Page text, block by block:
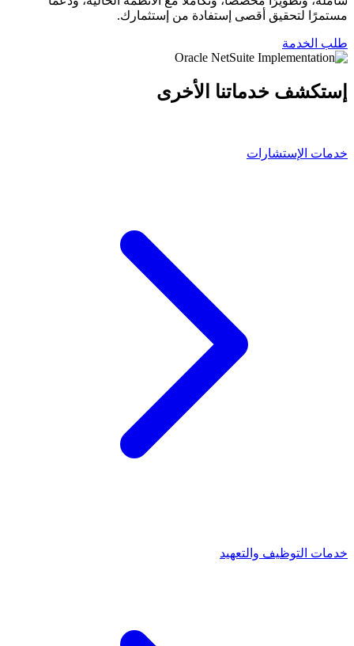
مستمرًا لتحقيق أقصى إستفادة من إستثمارك.
طلب الخدمة
إستكشف خدماتنا الأخرى
خدمات الإستشارات
خدمات التوظيف والتعهيد